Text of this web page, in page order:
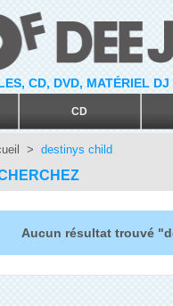
CD, DVD, MATÉRIEL
CD
> destinys child
Aucun résultat trouvé